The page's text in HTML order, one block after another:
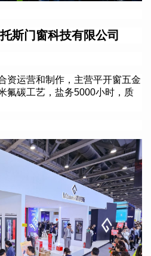
斯门窗科技有限公司
资运营和制作，主营平开窗五金
氟碳工艺，盐务5000小时，质